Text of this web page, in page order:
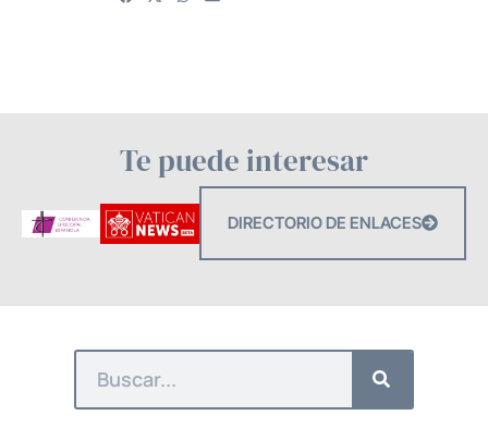
Te puede interesar
DIRECTORIO DE ENLACES